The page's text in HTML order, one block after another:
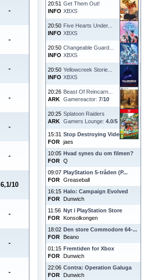
20:51
INFO
Get Them Out!
XBXS
20:50
INFO
Five Hearts Under...
XBXS
20:50
INFO
Changeable Guard...
XBXS
20:50
INFO
Yellowcreek Storie...
XBXS
20:26
ARK
Beast Of Reincarn...
Gamereactor: 7/10
20:25
ARK
Splatoon Raiders
Gamers Lounge: 4.0/5
15:31
FOR
Stop Destroying Videoga...
jaes
10:05
FOR
Hvad synes du om filmen?
Q
09:07
FOR
PlayStation 5-tråden (P...
Greaseball
16:15
FOR
Halo: Campaign Evolved
Dunwich
11:56
FOR
Nyt i PlayStation Store
Konsolkongen
18:02
FOR
Den store Commodore 64-...
Beano
01:15
FOR
Fremtiden for Xbox
Dunwich
22:06
FOR
Contra: Operation Galuga
Dunwich
-
-
-
-
-
-
6,1/10
-
-
-